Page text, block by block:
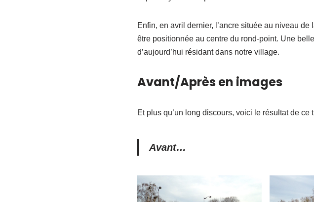
Enfin, en avril dernier, l’ancre située au niveau
être positionnée au centre du rond-point. Une
d’aujourd’hui résidant dans notre village.
Avant/Après en images
Et plus qu’un long discours, voici le résultat de
Avant…